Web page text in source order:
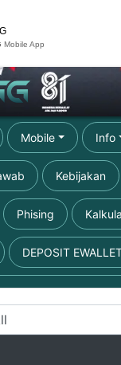
Mobile App
Mobile Info
Kebijakan
Phising
DEPOSIT